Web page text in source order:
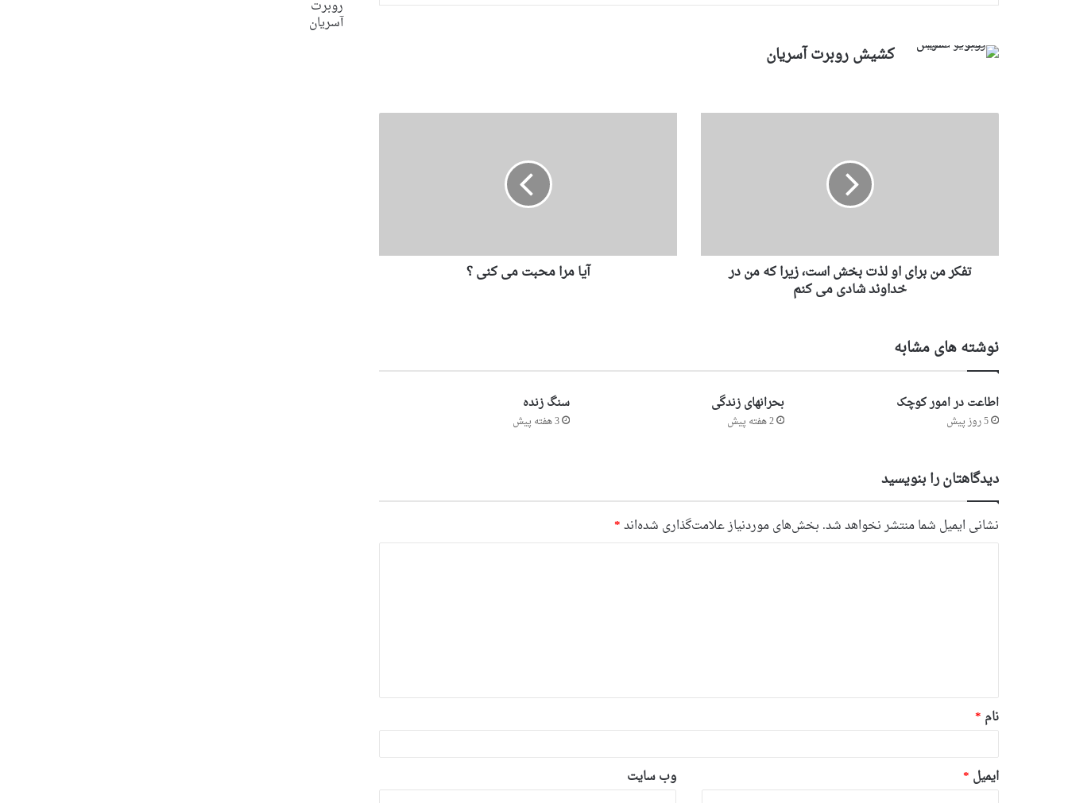
کشیش روبرت آسریان
تفكر من برای او لذت بخش است، زيرا كه من در
خداوند شادی می كنم
آیا مرا محبت می کنی ؟
نوشته های مشابه
اطاعت در امور کوچک
5 روز پیش
بحرانهای زندگی
2 هفته پیش
سنگ زنده
3 هفته پیش
دیدگاهتان را بنویسید
نشانی ایمیل شما منتشر نخواهد شد. بخش‌های موردنیاز علامت‌گذاری شده‌اند*
*
نام *
ایمیل * وب‌ سایت